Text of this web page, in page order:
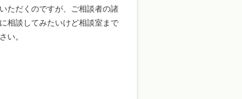
ただくのですが、ご相談者の諸
相談してみたいけど相談室まで
い。